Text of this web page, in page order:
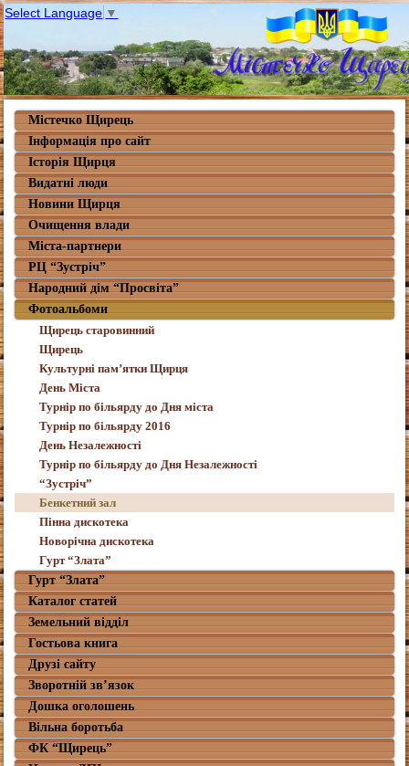
Select Language ▼
Містечко Щирець
Інформація про сайт
Історія Щирця
Видатні люди
Новини Щирця
Очищення влади
Міста-партнери
РЦ “Зустріч”
Народний дім “Просвіта”
Фотоальбоми
Щирець старовинний
Щирець
Культурні пам’ятки Щирця
День Міста
Турнір по більярду до Дня міста
Турнір по більярду 2016
День Незалежності
Турнір по більярду до Дня Незалежності
“Зустріч”
Бенкетний зал
Пінна дискотека
Новорічна дискотека
Гурт “Злата”
Гурт “Злата”
Каталог статей
Земельний відділ
Гостьова книга
Друзі сайту
Зворотній зв’язок
Дошка оголошень
Вільна боротьба
ФК “Щирець”